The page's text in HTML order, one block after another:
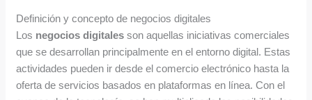
Definición y concepto de negocios digitales
Los negocios digitales son aquellas iniciativas comerciales
que se desarrollan principalmente en el entorno digital. Estas
actividades pueden ir desde el comercio electrónico hasta la
oferta de servicios basados en plataformas en línea. Con el